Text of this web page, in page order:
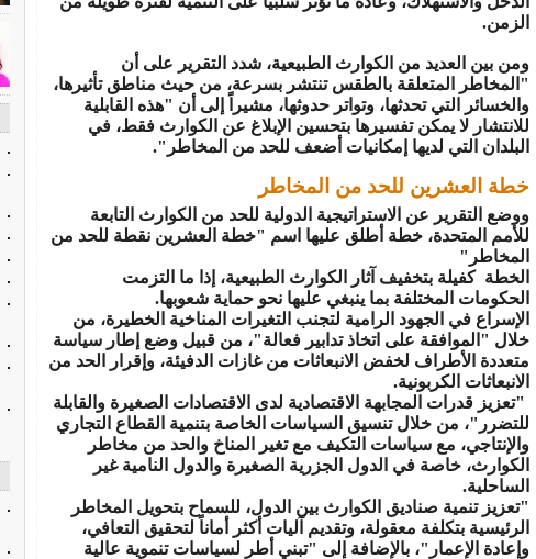
الزمن.
ومن بين العديد من الكوارث الطبيعية، شدد التقرير على أن
"المخاطر المتعلقة بالطقس تنتشر بسرعة، من حيث مناطق تأثيرها،
والخسائر التي تحدثها، وتواتر حدوثها، مشيراً إلى أن "هذه القابلية
للانتشار لا يمكن تفسيرها بتحسين الإبلاغ عن الكوارث فقط، في
البلدان التي لديها إمكانيات أضعف للحد من المخاطر".
خطة العشرين للحد من المخاطر
ووضع التقرير عن الاستراتيجية الدولية للحد من الكوارث التابعة
للأمم المتحدة، خطة أطلق عليها اسم "خطة العشرين نقطة للحد من
المخاطر"
الخطة كفيلة بتخفيف آثار الكوارث الطبيعية، إذا ما التزمت
الحكومات المختلفة بما ينبغي عليها نحو حماية شعوبها.
الإسراع في الجهود الرامية لتجنب التغيرات المناخية الخطيرة، من
خلال "الموافقة على اتخاذ تدابير فعالة"، من قبيل وضع إطار سياسة
متعددة الأطراف لخفض الانبعاثات من غازات الدفيئة، وإقرار الحد من
الانبعاثات الكربونية.
"تعزيز قدرات المجابهة الاقتصادية لدى الاقتصادات الصغيرة والقابلة
للتضرر"، من خلال تنسيق السياسات الخاصة بتنمية القطاع التجاري
والإنتاجي، مع سياسات التكيف مع تغير المناخ والحد من مخاطر
الكوارث، خاصة في الدول الجزرية الصغيرة والدول النامية غير
الساحلية.
"تعزيز تنمية صناديق الكوارث بين الدول، للسماح بتحويل المخاطر
الرئيسية بتكلفة معقولة، وتقديم آليات أكثر أماناً لتحقيق التعافي،
وإعادة الإعمار"، بالإضافة إلى "تبني أطر لسياسات تنموية عالية